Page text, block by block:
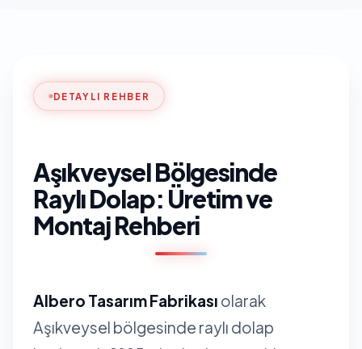
DETAYLI REHBER
Aşıkveysel Bölgesinde
Raylı Dolap: Üretim ve
Montaj Rehberi
Albero Tasarım Fabrikası olarak
Aşıkveysel bölgesinde raylı dolap